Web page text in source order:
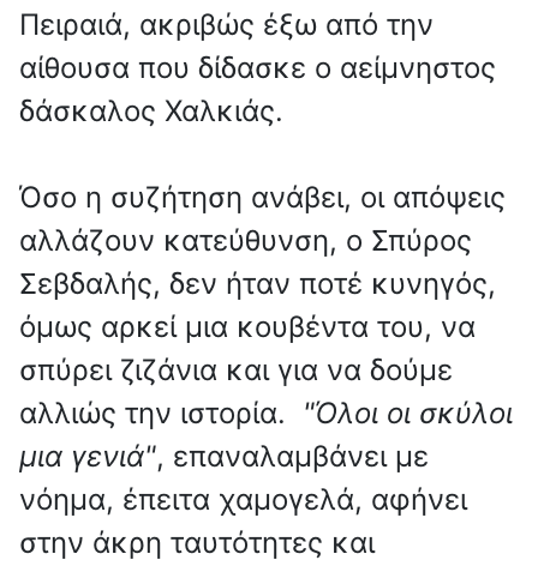
Πειραιά, ακριβώς έξω από την
αίθουσα που δίδασκε ο αείμνηστος
δάσκαλος Χαλκιάς.
Όσο η συζήτηση ανάβει, οι απόψεις
αλλάζουν κατεύθυνση, ο Σπύρος
Σεβδαλής, δεν ήταν ποτέ κυνηγός,
όμως αρκεί μια κουβέντα του, να
σπύρει ζιζάνια και για να δούμε
αλλιώς την ιστορία. "Όλοι οι σκύλοι
μια γενιά", επαναλαμβάνει με
νόημα, έπειτα χαμογελά, αφήνει
στην άκρη ταυτότητες και